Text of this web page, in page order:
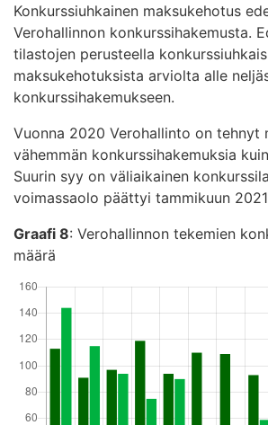
Konkurssiuhkainen maksukehotus
Verohallinnon konkurssihakemusta.
tilastojen perusteella
maksukehotuksista arviolta alle
konkurssihakemukseen.
Vuonna 2020 Verohallinto on tehnyt
vähemmän konkurssihakemuksia
Suurin syy on väliaikainen
voimassaolo päättyi tammikuun
Graafi 8: Verohallinnon tekemien
määrä